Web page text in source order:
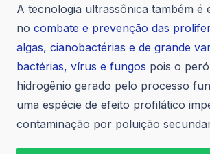
A tecnologia ultrassônica também é
no combate e prevenção das
algas, cianobactérias e de grande
bactérias, vírus e fungos pois o
hidrogênio gerado pelo processo
uma espécie de efeito profilático
contaminação por poluição